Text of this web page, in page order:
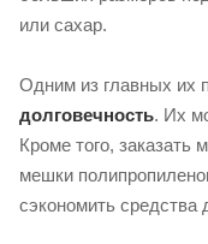
или сахар.
Одним из главных их
долговечность. Их
Кроме того, заказать
мешки
сэкономить средства